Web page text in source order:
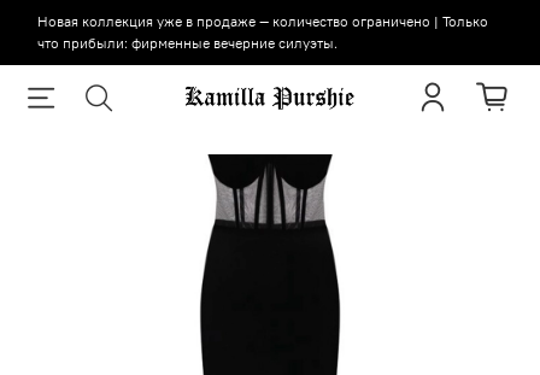
Новая коллекция уже в продаже — количество ограничено | Только
что прибыли: фирменные вечерние силуэты.